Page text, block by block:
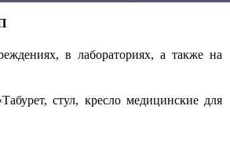
в лабораториях, а также на
стул, кресло медицинские для